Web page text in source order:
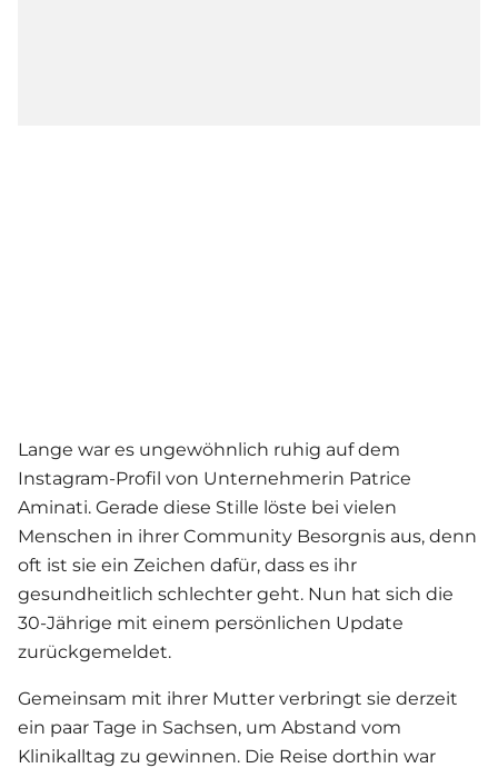
Lange war es ungewöhnlich ruhig auf dem
Instagram-Profil von Unternehmerin Patrice
Aminati. Gerade diese Stille löste bei vielen
Menschen in ihrer Community Besorgnis aus, denn
oft ist sie ein Zeichen dafür, dass es ihr
gesundheitlich schlechter geht. Nun hat sich die
30-Jährige mit einem persönlichen Update
zurückgemeldet.
Gemeinsam mit ihrer Mutter verbringt sie derzeit
ein paar Tage in Sachsen, um Abstand vom
Klinikalltag zu gewinnen. Die Reise dorthin war